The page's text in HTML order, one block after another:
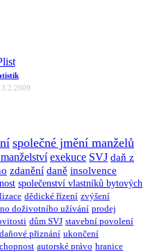
společné jmění manželů
exekuce SVJ daň z
zdanění daně insolvence
společenství vlastníků bytových
dědické řízení zvýšení
doživotního užívání prodej
dům SVJ stavební povolení
daňové přiznání ukončení
autorské právo hranice